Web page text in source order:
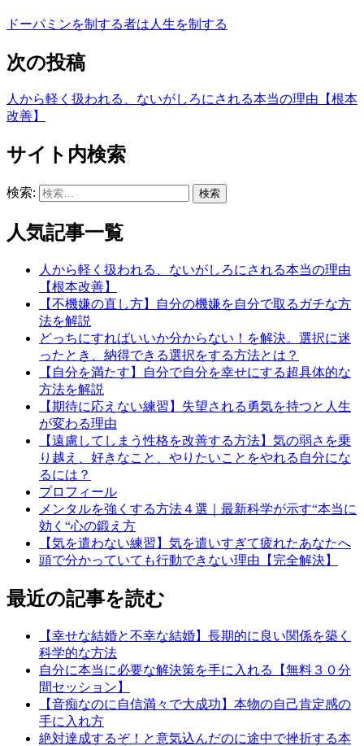
ドーパミンを制する者は人生を制する
次の投稿
人から軽く扱われる、ないがしろにされる本当の理由【根本
改善】
サイト内検索
検索:
人気記事一覧
人から軽く扱われる、ないがしろにされる本当の理由
【根本改善】
【不機嫌の直し方】自分の機嫌を自分で取るガチな方
法を解説
どっちにすればいいか分からない！を解決。選択に迷
ったとき、納得できる選択をする方法とは？
【自分を満たす】自分で自分を幸せにする超具体的な
方法を解説
【期待に応えない練習】失望される勇気を持つと人生
が変わる理由
【遠慮してしまう性格を改善する方法】気の弱さを乗
り越え、好きなこと、やりたいことをやれる自分にな
るには？
プロフィール
メンタルを強くする方法４選｜最新科学が示す“本当に
効く“心の鍛え方
【気を遣わない練習】気を遣いすぎて疲れたあなたへ
頭で分かっていても行動できない理由【完全解決】
最近の記事を読む
【幸せな結婚と不幸な結婚】長期的に良い関係を築く
科学的な方法
自分に本当に必要な解決策を手に入れる【無料３０分
間セッション】
【音痴なのに自信満々で大成功】本物の自己肯定感の
手に入れ方
絶対達成するぞ！と意気込んだのに途中で挫折する本